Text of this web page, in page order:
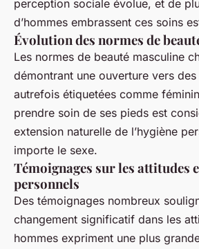
perception sociale évolue, et de
d’hommes embrassent ces soins
Évolution des normes de
Les normes de beauté masculine
démontrant une ouverture vers
autrefois étiquetées comme
prendre soin de ses pieds est
extension naturelle de l’hygiène
importe le sexe.
Témoignages sur les attitudes
personnels
Des témoignages nombreux
changement significatif dans les
hommes expriment une plus